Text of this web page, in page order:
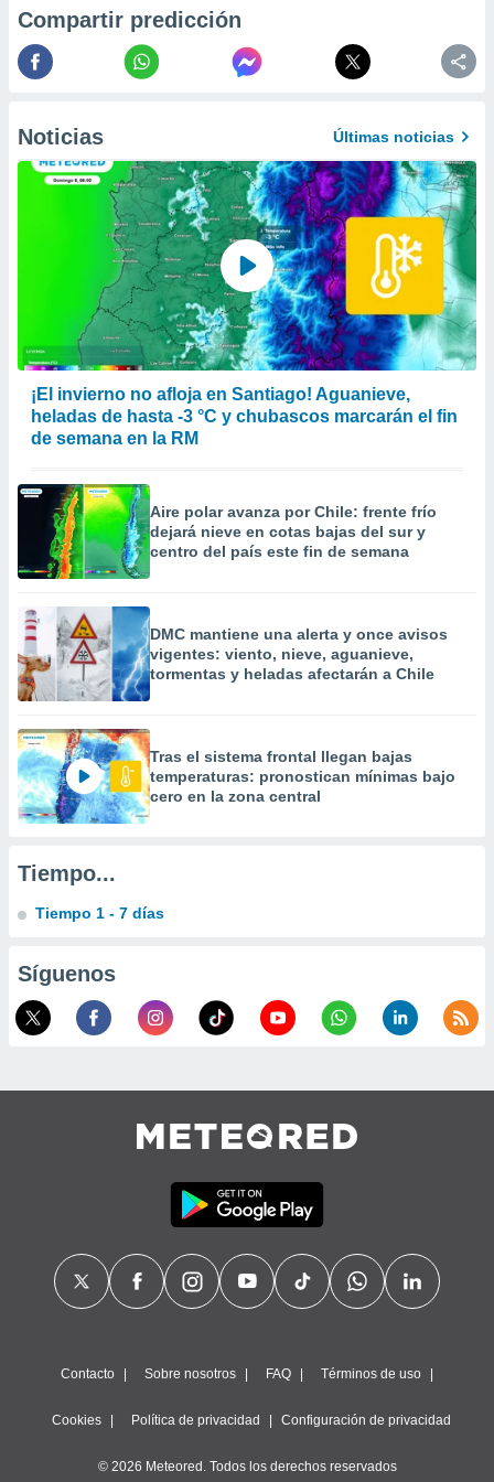
crear un
contenido
medir el
de
uso de
con el
e
mediante
publicidad
publicidad
de
1199
Compartir predicción
Noticias Últimas noticias
¡El invierno no afloja en Santiago! Aguanieve,
heladas de hasta -3 °C y chubascos marcarán el fin
de semana en la RM
Aire polar avanza por Chile: frente frío
dejará nieve en cotas bajas del sur y
centro del país este fin de semana
DMC mantiene una alerta y once avisos
vigentes: viento, nieve, aguanieve,
tormentas y heladas afectarán a Chile
Tras el sistema frontal llegan bajas
temperaturas: pronostican mínimas bajo
cero en la zona central
Tiempo...
Tiempo 1 - 7 días
Síguenos
Contacto Sobre nosotros FAQ Términos de uso
Cookies Política de privacidad Configuración de privacidad
© 2026 Meteored. Todos los derechos reservados